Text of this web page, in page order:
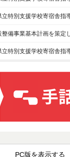
特別支援学校寄宿舎指
備事業基本計画を策定
特別支援学校寄宿舎指
PC版を表示する